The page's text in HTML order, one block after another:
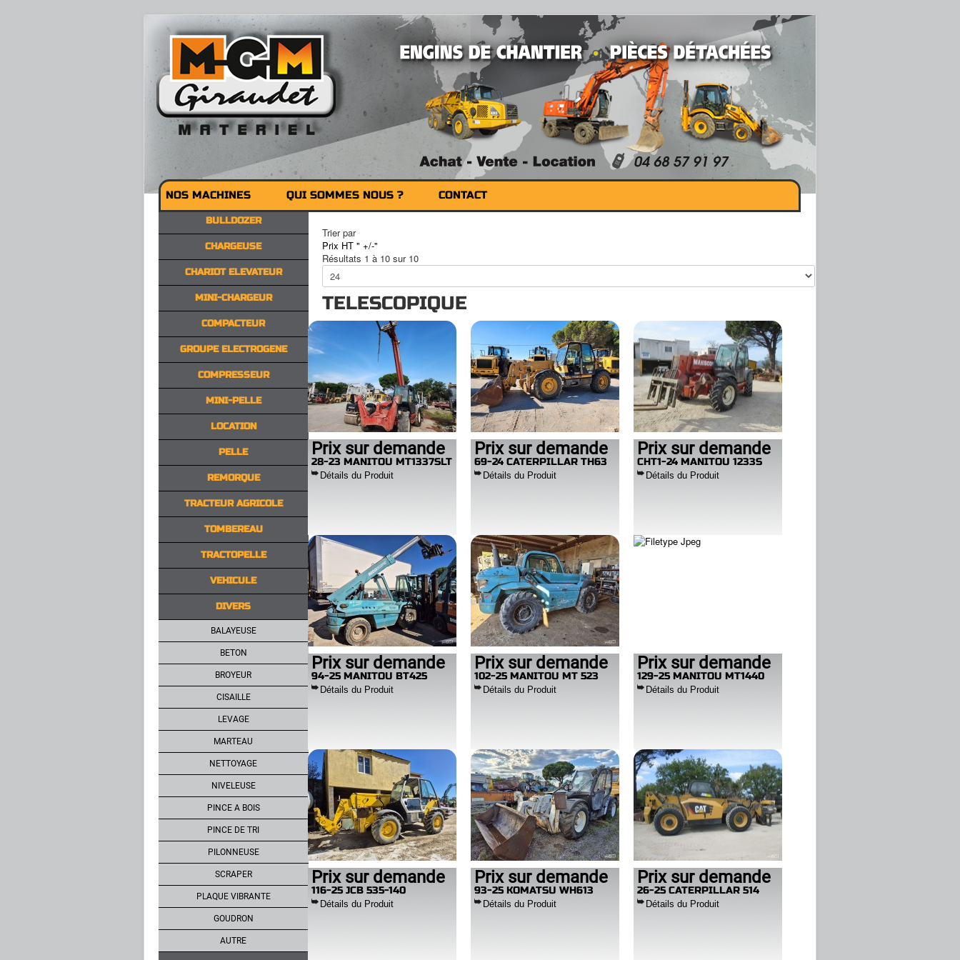
BULLDOZER
CHARGEUSE
CHARIOT ELEVATEUR
MINI-CHARGEUR
COMPACTEUR
GROUPE ELECTROGENE
COMPRESSEUR
MINI-PELLE
LOCATION
PELLE
REMORQUE
TRACTEUR AGRICOLE
TOMBEREAU
TRACTOPELLE
VEHICULE
DIVERS
BALAYEUSE
BETON
BROYEUR
CISAILLE
LEVAGE
MARTEAU
NETTOYAGE
NIVELEUSE
PINCE A BOIS
PINCE DE TRI
PILONNEUSE
SCRAPER
PLAQUE VIBRANTE
GOUDRON
AUTRE
NOS MACHINES QUI SOMMES NOUS ? CONTACT
Trier par
Prix HT " +/-"
Résultats 1 à 10 sur 10
TELESCOPIQUE
Prix sur demande
28-23 MANITOU MT1337SLT
Détails du Produit
Prix sur demande
69-24 CATERPILLAR TH63
Détails du Produit
Prix sur demande
CHT1-24 MANITOU 1233S
Détails du Produit
Prix sur demande
94-25 MANITOU BT425
Détails du Produit
Prix sur demande
102-25 MANITOU MT 523
Détails du Produit
Prix sur demande
129-25 MANITOU MT1440
Détails du Produit
Prix sur demande
116-25 JCB 535-140
Détails du Produit
Prix sur demande
93-25 KOMATSU WH613
Détails du Produit
Prix sur demande
26-25 CATERPILLAR 514
Détails du Produit